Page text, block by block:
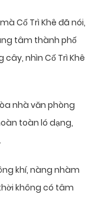
Cố Trì Khê đã nói,
tâm thành phố
cây, nhìn Cố Trì Khê
nhà văn phòng
toàn ló dạng,
khí, nàng nhàm
không có tâm